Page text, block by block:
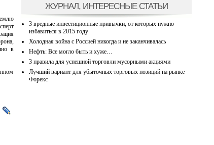
в
ЖУРНАЛ, ИНТЕРЕСНЫЕ СТАТЬИ
3 вредные инвестиционные привычки, от которых нужно
избавиться в 2015 году
Холодная война с Россией никогда и не заканчивалась
Нефть: Все могло быть и хуже…
3 правила для успешной торговли мусорными акциями
Лучший вариант для убыточных торговых позиций на рынке
Форекс